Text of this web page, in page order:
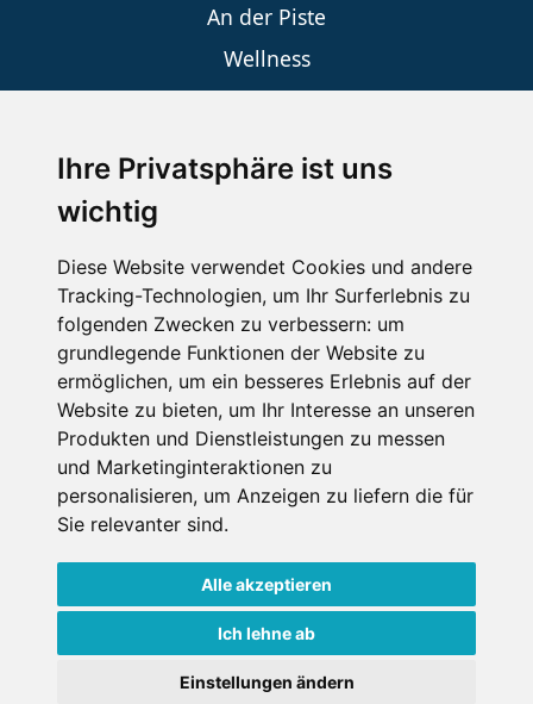
Ihre Privatsphäre ist uns
wichtig
Diese Website verwendet Cookies und andere
Tracking-Technologien, um Ihr Surferlebnis zu
folgenden Zwecken zu verbessern: um
grundlegende Funktionen der Website zu
ermöglichen, um ein besseres Erlebnis auf der
Website zu bieten, um Ihr Interesse an unseren
Produkten und Dienstleistungen zu messen
und Marketinginteraktionen zu
personalisieren, um Anzeigen zu liefern die für
Sie relevanter sind.
Alle akzeptieren
Ich lehne ab
Einstellungen ändern
An der Piste
Wellness
SCHNEEHÖHEN SKI APP
Die Schneehoehen Ski APP für iOS und Android - Ein
Muss für alle Wintersportler und Schneefreaks!
Impressum
Datenschutz
Nutzungsbedingungen
Portale
FAQ Newsletter Mediadaten
Copyright ©2026 Schneemenschen GmbH